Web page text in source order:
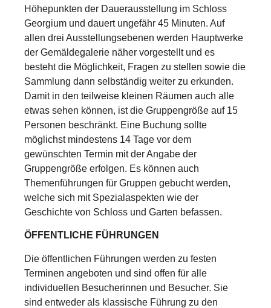
Höhepunkten der Dauerausstellung im Schloss
Georgium und dauert ungefähr 45 Minuten. Auf
allen drei Ausstellungsebenen werden Hauptwerke
der Gemäldegalerie näher vorgestellt und es
besteht die Möglichkeit, Fragen zu stellen sowie die
Sammlung dann selbständig weiter zu erkunden.
Damit in den teilweise kleinen Räumen auch alle
etwas sehen können, ist die Gruppengröße auf 15
Personen beschränkt. Eine Buchung sollte
möglichst mindestens 14 Tage vor dem
gewünschten Termin mit der Angabe der
Gruppengröße erfolgen. Es können auch
Themenführungen für Gruppen gebucht werden,
welche sich mit Spezialaspekten wie der
Geschichte von Schloss und Garten befassen.
ÖFFENTLICHE FÜHRUNGEN
Die öffentlichen Führungen werden zu festen
Terminen angeboten und sind offen für alle
individuellen Besucherinnen und Besucher. Sie
sind entweder als klassische Führung zu den